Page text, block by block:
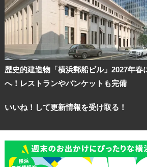
歴史的建造物「横浜郵船ビル」2027年春
へ！レストランやバンケットも完備
いいね！して更新情報を受け取る！